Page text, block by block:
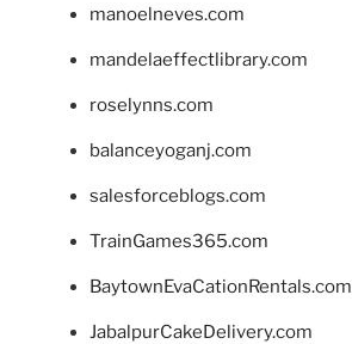
manoelneves.com
mandelaeffectlibrary.com
roselynns.com
balanceyoganj.com
salesforceblogs.com
TrainGames365.com
BaytownEvaCationRentals.com
JabalpurCakeDelivery.com